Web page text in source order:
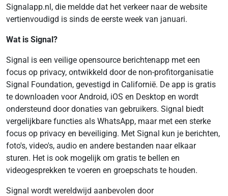
Signalapp.nl, die meldde dat het verkeer naar de website
vertienvoudigd is sinds de eerste week van januari.
Wat is Signal?
Signal is een veilige opensource berichtenapp met een
focus op privacy, ontwikkeld door de non-profitorganisatie
Signal Foundation, gevestigd in Californië. De app is gratis
te downloaden voor Android, iOS en Desktop en wordt
ondersteund door donaties van gebruikers. Signal biedt
vergelijkbare functies als WhatsApp, maar met een sterke
focus op privacy en beveiliging. Met Signal kun je berichten,
foto's, video's, audio en andere bestanden naar elkaar
sturen. Het is ook mogelijk om gratis te bellen en
videogesprekken te voeren en groepschats te houden.
Signal wordt wereldwijd aanbevolen door